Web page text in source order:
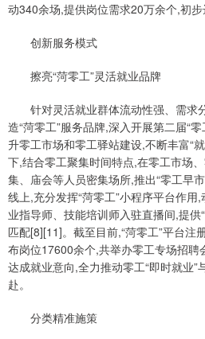
动340余场,提供岗位需求20万余个,初步
创新服务模式
擦亮“菏零工”灵活就业品牌
针对灵活就业群体流动性强、需求
造“菏零工”服务品牌,深入开展第二届“
升零工市场和零工驿站建设,不断丰富“
下,结合零工聚集时间特点,在零工市场
集、庙会等人员密集场所,推出“零工早
线上,充分发挥“菏零工”小程序平台作
业指导师、技能培训师入驻直播间,提供
匹配[8][11]。截至目前,“菏零工”平台注
布岗位17600余个,共举办零工专场招
达成就业意向,全力推动零工“即时就业”
赴。
分类精准施策